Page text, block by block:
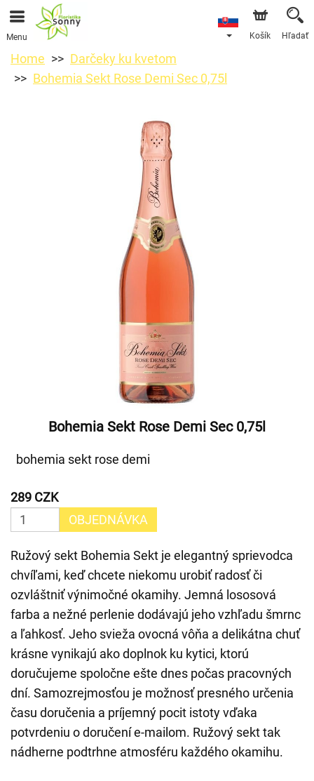
Menu Košík Hľadať
Home
Darčeky ku kvetom
Bohemia Sekt Rose Demi Sec 0,75l
Bohemia Sekt Rose Demi Sec 0,75l
bohemia sekt rose demi
289 CZK
OBJEDNÁVKA
Ružový sekt Bohemia Sekt je elegantný sprievodca
chvíľami, keď chcete niekomu urobiť radosť či
ozvláštniť výnimočné okamihy. Jemná lososová
farba a nežné perlenie dodávajú jeho vzhľadu šmrnc
a ľahkosť. Jeho svieža ovocná vôňa a delikátna chuť
krásne vynikajú ako doplnok ku kytici, ktorú
doručujeme spoločne ešte dnes počas pracovných
dní. Samozrejmosťou je možnosť presného určenia
času doručenia a príjemný pocit istoty vďaka
potvrdeniu o doručení e-mailom. Ružový sekt tak
nádherne podtrhne atmosféru každého okamihu.